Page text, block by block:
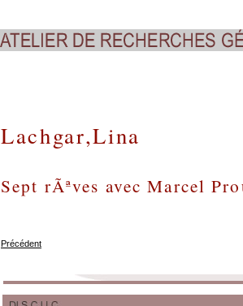
Lachgar,Lina
Sept rÃªves avec Marcel
Précédent